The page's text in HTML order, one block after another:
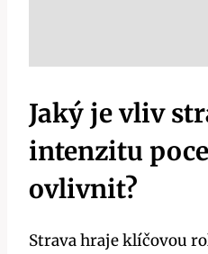
Jaký je vliv
intenzitu
ovlivnit?
Strava hraje klíčovou